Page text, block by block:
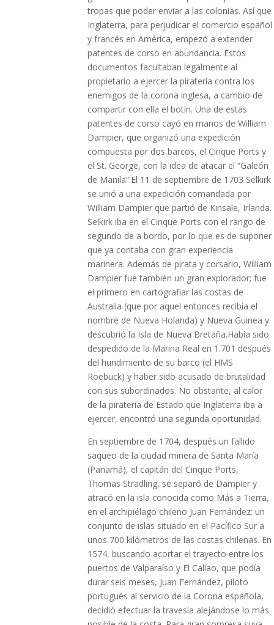
tropas que poder enviar a las colonias. Así que
Inglaterra, para perjudicar el comercio español
y francés en América, empezó a extender
patentes de corso en abundancia. Estos
documentos facultaban legalmente al
propietario a ejercer la piratería contra los
enemigos de la corona inglesa, a cambio de
compartir con ella el botín. Una de estas
patentes de corso cayó en manos de William
Dampier, que organizó una expedición
compuesta por dos barcos, el Cinque Ports y
el St. George, con la idea de atacar el “Galeón
de Manila”.El 11 de septiembre de 1703 Selkirk
se unió a una expedición comandada por
William Dampier que partió de Kinsale, Irlanda.
Selkirk iba en el Cinque Ports con el rango de
segundo de a bordo, por lo que es de suponer
que ya contaba con gran experiencia
marinera. Además de pirata y corsario, William
Dampier fue también un gran explorador; fue
el primero en cartografiar las costas de
Australia (que por aquel entonces recibía el
nombre de Nueva Holanda) y Nueva Guinea y
descubrió la Isla de Nueva Bretaña.Había sido
despedido de la Marina Real en 1.701 después
del hundimiento de su barco (el HMS
Roebuck) y haber sido acusado de brutalidad
con sus subordinados. No obstante, al calor
de la piratería de Estado que Inglaterra iba a
ejercer, encontró una segunda oportunidad.
En septiembre de 1704, después un fallido
saqueo de la ciudad minera de Santa María
(Panamá), el capitán del Cinque Ports,
Thomas Stradling, se separó de Dampier y
atracó en la isla conocida como Más a Tierra,
en el archipiélago chileno Juan Fernández: un
conjunto de islas situado en el Pacífico Sur a
unos 700 kilómetros de las costas chilenas. En
1574, buscando acortar el trayecto entre los
puertos de Valparaíso y El Callao, que podía
durar seis meses, Juan Fernández, piloto
portugués al servicio de la Corona española,
decidió efectuar la travesía alejándose lo más